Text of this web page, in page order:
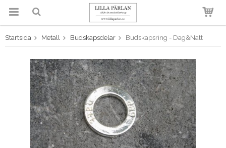
Produkten har blivit tillagd i
varukorgen
Startsida Metall Budskapsdelar Budskapsring - Dag&Natt